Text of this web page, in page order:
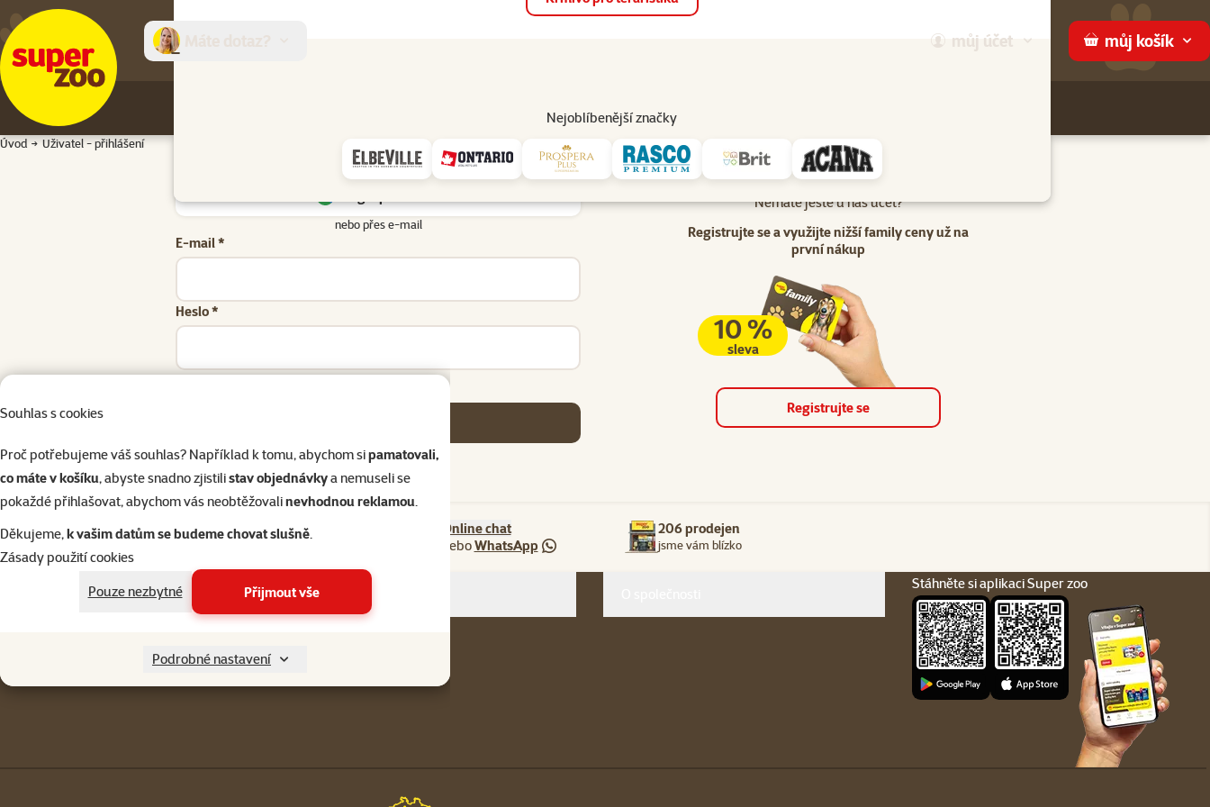
Souhlas s cookies
Proč potřebujeme váš souhlas? Například k tomu, abychom sipamatovali,
co máte v košíku, abyste snadno zjistilistav objednávkya nemuseli se
pokaždé přihlašovat, abychom vás neobtěžovalinevhodnou reklamou.
Děkujeme,k vašim datům se budeme chovat slušně.
Zásady použití cookies
Pouze nezbytné
Přijmout vše
Podrobné nastavení
můj účet můj košík
Nejoblíbenější značky
Prodejny Služby
Úvod Uživatel - přihlášení
Uživatel - přihlášení
nebo přes e-mail
E-mail *
Heslo *
Nemáte ještě u nás účet?
Registrujte se a využijte nižší family ceny už na
první nákup
10 %
sleva
Registrujte se
Napište nám
eshop@superzoo.cz
321 000 180
Online chat
neboWhatsApp
206 prodejen
jsme vám blízko
Pro zákazníky
Stáhněte si aplikaci Super zoo